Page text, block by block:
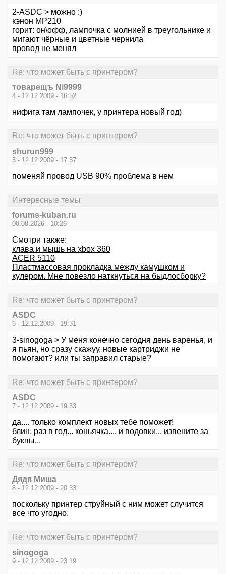
2-ASDC > можно :)
кэнон МР210
горит: он\офф, лампочка с молнией в треугольнике и
мигают чёрные и цветные чернила
провод не менял
Re: что может быть с принтером?
товарещъ Ni9999
4 - 12.12.2009 - 16:52
нифига там лампочек, у принтера новый год)
Re: что может быть с принтером?
shurun999
5 - 12.12.2009 - 17:37
поменяй провод USB 90% проблема в нем
Интересные темы
forums-kuban.ru
08.08.2026 - 10:26
Смотри также:
клава и мышь на xbox 360
ACER 5110
Пластмассовая прокладка между камушком и
кулером. Мне повезло наткнуться на быдлосборку?
Re: что может быть с принтером?
ASDC
6 - 12.12.2009 - 19:31
3-sinogoga > У меня конечно сегодня день варенья, и
я пьян, но сразу скажуу, новые картриджи не
помогают? или ты заправил старые?
Re: что может быть с принтером?
ASDC
7 - 12.12.2009 - 19:33
да.... только комплект новых тебе поможет!
блин, раз в год... коньячка.... и водовки... извените за
буквы...
Re: что может быть с принтером?
Дядя Миша
8 - 12.12.2009 - 20:33
поскольку принтер струйный с ним может случится
все что угодно.
Re: что может быть с принтером?
sinogoga
9 - 12.12.2009 - 23:19